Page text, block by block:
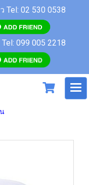
Tel: 02 530 0538
Tel: 099 005 2218